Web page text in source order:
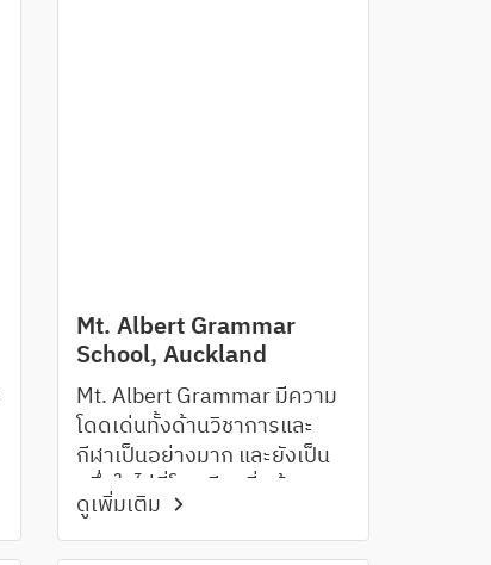
Mt. Albert Grammar
School, Auckland
Mt. Albert Grammar มีความ
โดดเด่นทั้งด้านวิชาการและ
กีฬาเป็นอย่างมาก และยังเป็น
หนึ่งในไม่กี่โรงเรียนที่สร้างหอดู
ดาวเพื่อประโยชน์ด้านการ
ศึกษาในวิชา Earth & Space
ดูเพิ่มเติม